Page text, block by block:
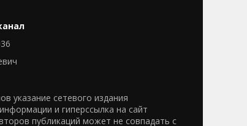
указание сетевого издания
и гиперссылка на сайт
публикаций может не совпадать с